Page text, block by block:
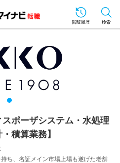
閲覧履歴 検索
ポーザシステム・水処理
積算業務】
ち、名証メイン市場上場も遂げた老舗